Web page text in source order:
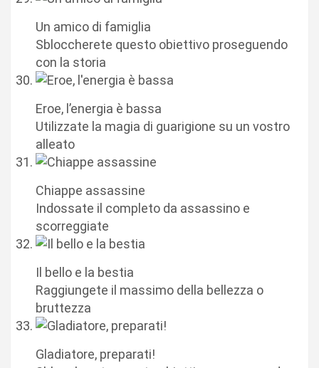
Un amico di famiglia
Sbloccherete questo obiettivo proseguendo
con la storia
Eroe, l’energia è bassa
Utilizzate la magia di guarigione su un vostro
alleato
Chiappe assassine
Indossate il completo da assassino e
scorreggiate
Il bello e la bestia
Raggiungete il massimo della bellezza o
bruttezza
Gladiatore, preparati!